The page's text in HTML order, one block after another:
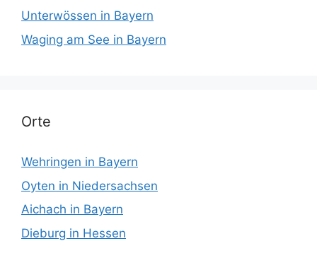
Unterwössen in Bayern
Waging am See in Bayern
Orte
Wehringen in Bayern
Oyten in Niedersachsen
Aichach in Bayern
Dieburg in Hessen